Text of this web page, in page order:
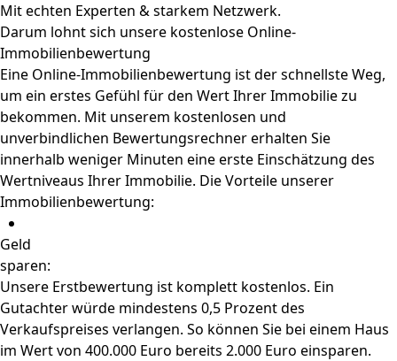
Mit echten Experten & starkem Netzwerk.
Darum lohnt sich unsere kostenlose Online-
Immobilienbewertung
Eine Online-Immobilienbewertung ist der schnellste Weg,
um ein erstes Gefühl für den Wert Ihrer Immobilie zu
bekommen. Mit unserem kostenlosen und
unverbindlichen Bewertungsrechner erhalten Sie
innerhalb weniger Minuten eine erste Einschätzung des
Wertniveaus Ihrer Immobilie. Die Vorteile unserer
Immobilienbewertung:
Geld
sparen:
Unsere Erstbewertung ist komplett kostenlos. Ein
Gutachter würde mindestens 0,5 Prozent des
Verkaufspreises verlangen. So können Sie bei einem Haus
im Wert von 400.000 Euro bereits 2.000 Euro einsparen.